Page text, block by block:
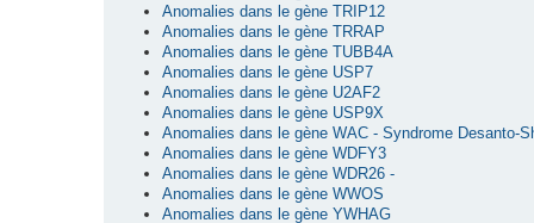
Anomalies dans le gène TRIP12
Anomalies dans le gène TRRAP
Anomalies dans le gène TUBB4A
Anomalies dans le gène USP7
Anomalies dans le gène U2AF2
Anomalies dans le gène USP9X
Anomalies dans le gène WAC - Syndrome Desanto-
Anomalies dans le gène WDFY3
Anomalies dans le gène WDR26 -
Anomalies dans le gène WWOS
Anomalies dans le gène YWHAG